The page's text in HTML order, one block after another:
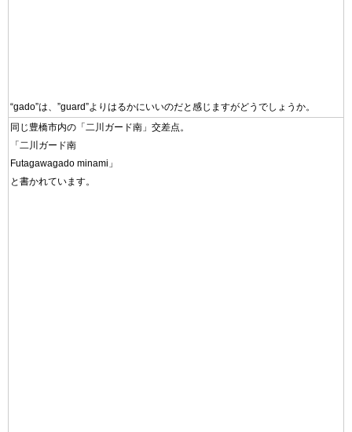
“gado”は、”guard”よりはるかにいいのだと感じますがどうでしょうか。
同じ豊橋市内の「二川ガード南」交差点。
「二川ガード南
Futagawagado minami」
と書かれています。